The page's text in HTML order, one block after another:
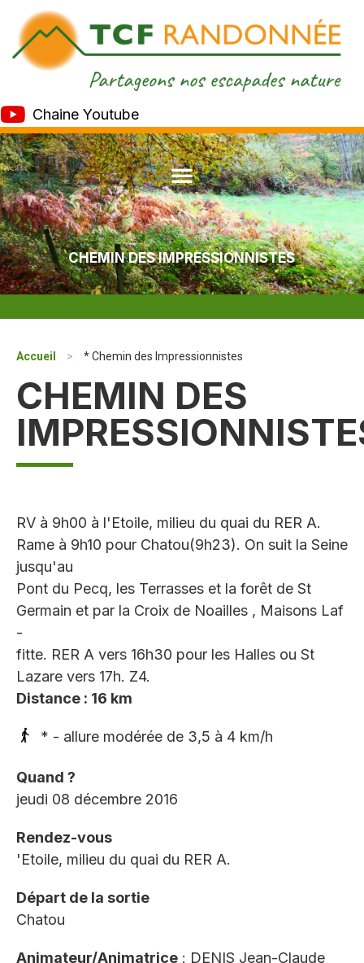
Chaine Youtube
CHEMIN DES IMPRESSIONNISTES
Accueil > * Chemin des Impressionnistes
CHEMIN DES
RV à 9h00 à l'Etoile, milieu du quai du RER A.
Rame à 9h10 pour Chatou(9h23). On suit la Seine
jusqu'au
Pont du Pecq, les Terrasses et la forêt de St
Germain et par la Croix de Noailles , Maisons Laf
-
fitte. RER A vers 16h30 pour les Halles ou St
Lazare vers 17h. Z4.
Distance : 16 km
* - allure modérée de 3,5 à 4 km/h
Quand ?
jeudi 08 décembre 2016
Rendez-vous
'Etoile, milieu du quai du RER A.
Départ de la sortie
Chatou
Animateur/Animatrice : DENIS Jean-Claude